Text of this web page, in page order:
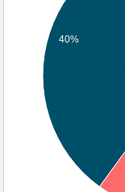
40%